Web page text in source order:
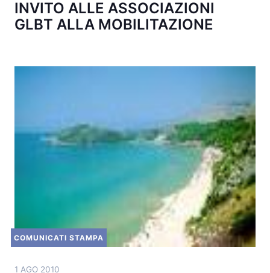
INVITO ALLE ASSOCIAZIONI
GLBT ALLA MOBILITAZIONE
COMUNICATI STAMPA
1 AGO 2010